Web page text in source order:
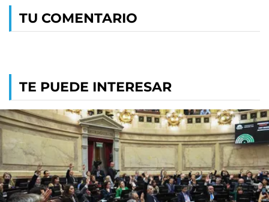
TU COMENTARIO
TE PUEDE INTERESAR